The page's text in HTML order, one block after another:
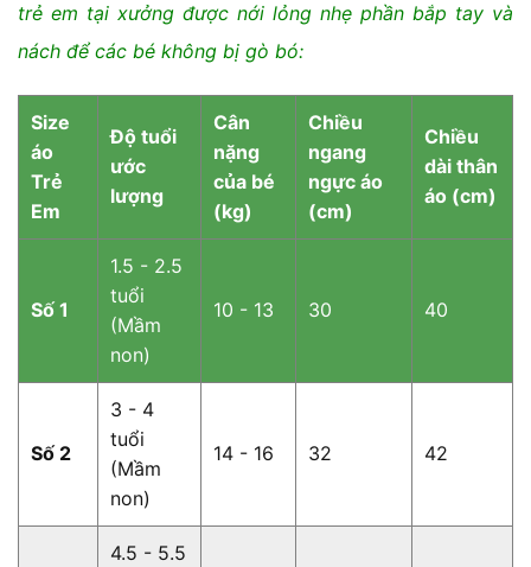
trẻ em tại xưởng được nới lỏng nhẹ phần bắp tay và
nách để các bé không bị gò bó:
Size
áo
Trẻ
Em
Độ tuổi
ước
lượng
Cân
nặng
của bé
(kg)
Chiều
ngang
ngực áo
(cm)
Chiều
dài thân
áo (cm)
Số 1
1.5 - 2.5
tuổi
(Mầm
non)
10 - 13 30 40
Số 2
3 - 4
tuổi
(Mầm
non)
14 - 16 32 42
4.5 - 5.5